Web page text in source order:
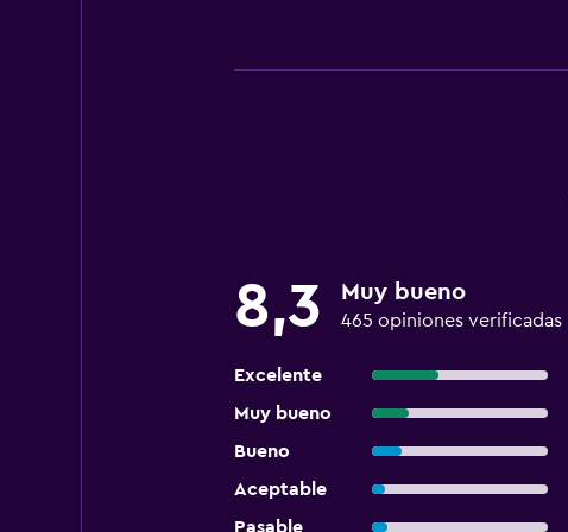
8,3 Muy bueno
465 opiniones verificadas
Excelente
Muy bueno
Bueno
Aceptable
Pasable